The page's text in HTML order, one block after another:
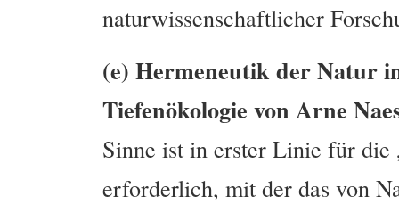
naturwissenschaftlicher
(e) Hermeneutik der Natur
Tiefenökologie von Arne
Sinne ist in erster Linie für die
erforderlich, mit der das von